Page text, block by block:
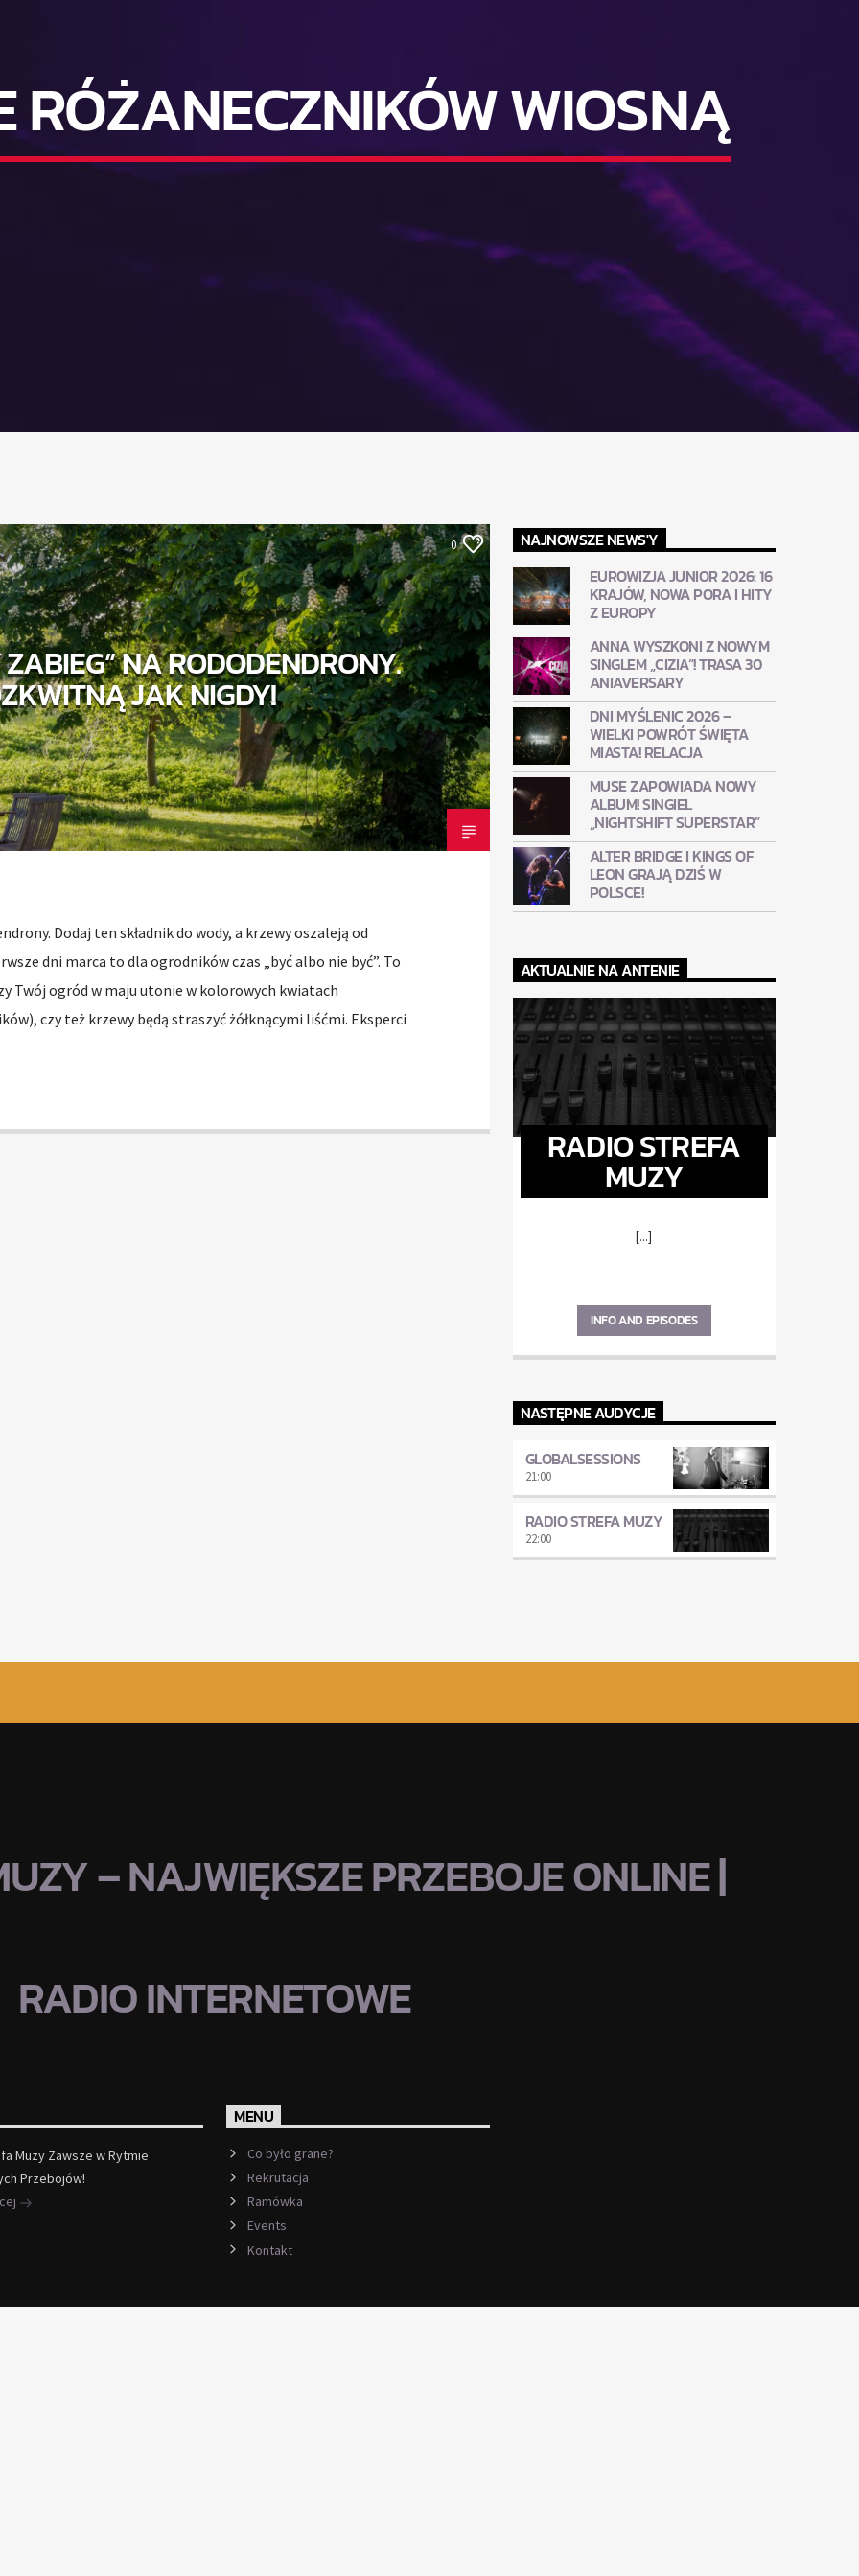
RÓŻANECZNIKÓW WIOSNĄ
0
NA RODODENDRONY.
JAK NIGDY!
Dodaj ten składnik do wody, a krzewy oszaleją od
dni marca to dla ogrodników czas „być albo nie być”. To
Twój ogród w maju utonie w kolorowych kwiatach
czy też krzewy będą straszyć żółknącymi liśćmi. Eksperci
NAJNOWSZE NEWS'Y
EUROWIZJA JUNIOR 2026: 16
KRAJÓW, NOWA PORA I HITY
Z EUROPY
ANNA WYSZKONI Z NOWYM
SINGLEM „CIZIA”! TRASA 30
ANIAVERSARY
DNI MYŚLENIC 2026 –
WIELKI POWRÓT ŚWIĘTA
MIASTA! RELACJA
MUSE ZAPOWIADA NOWY
ALBUM! SINGIEL
„NIGHTSHIFT SUPERSTAR”
ALTER BRIDGE I KINGS OF
LEON GRAJĄ DZIŚ W
POLSCE!
AKTUALNIE NA ANTENIE
RADIO STREFA
MUZY
[...]
INFO AND EPISODES
NASTĘPNE AUDYCJE
GLOBALSESSIONS
21:00
RADIO STREFA MUZY
22:00
– NAJWIĘKSZE PRZEBOJE ONLINE |
RADIO INTERNETOWE
Muzy Zawsze w Rytmie
Przebojów!
MENU
Co było grane?
Rekrutacja
Ramówka
Events
Kontakt